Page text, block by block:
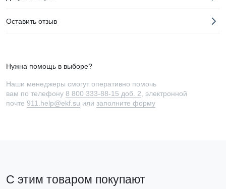
Оставить отзыв
Нужна помощь в выборе?
Наши менеджеры смогут оперативно помочь
вам по телефону 8 800 333-88-15 доб. 2 , электронной
почте 911.help@ekf.su или заполните форму
С этим товаром покупают